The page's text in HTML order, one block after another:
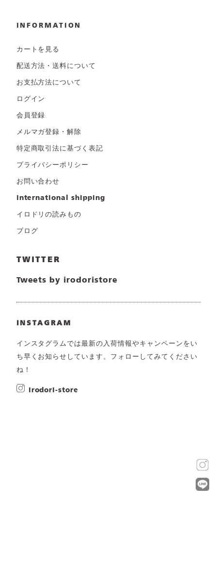
INFORMATION
カートを見る
配送方法・送料について
お支払方法について
ログイン
会員登録
メルマガ登録・解除
特定商取引法に基づく表記
プライバシーポリシー
お問い合わせ
international shipping
イロドリの読みもの
ブログ
TWITTER
Tweets by irodoristore
INSTAGRAM
インスタグラムでは最新の入荷情報やキャンペーンをい
ち早くお知らせしています。フォローしてみてください
ね！
irodori-store